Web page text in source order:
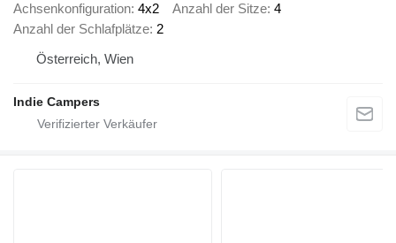
Achsenkonfiguration 4x2 Anzahl der Sitze 4
Anzahl der Schlafplätze 2
Österreich, Wien
Indie Campers